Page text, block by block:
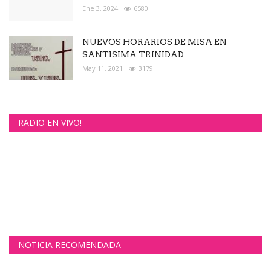
Ene 3, 2024 6580
NUEVOS HORARIOS DE MISA EN
SANTISIMA TRINIDAD
May 11, 2021 3179
RADIO EN VIVO!
NOTICIA RECOMENDADA